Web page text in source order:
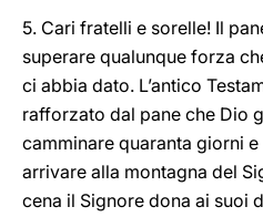
5. Cari fratelli e sorelle! Il
superare qualunque forza
ci abbia dato. L’antico
rafforzato dal pane che Dio
camminare quaranta giorni
arrivare alla montagna del
cena il Signore dona ai suoi